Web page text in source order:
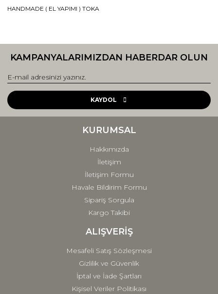
HANDMADE ( EL YAPIMI ) TOKA
konularda yetersiz gördüğünüz noktaları öneri formunu
Görüş ve önerileriniz için teşekkür ederiz.
Ürün resmi kalitesiz, bozuk veya görüntülenemiyor.
Ürün açıklamasında eksik bilgiler bulunuyor.
Ürün fiyatı diğer sitelerden daha pahalı.
Gönder
KAMPANYALARIMIZDAN HABERDAR OLUN
KAYDOL
KURUMSAL
Hakkımızda
İletişim
İletişim Formu
Havale Bildirim Formu
Sipariş Sorgula
Kargo Takibi
ALIŞVERİŞ
Mesafeli Satış Sözleşmesi
Gizlilik ve Güvenlik
İptal ve İade Şartları
Kişisel Veriler Politikası